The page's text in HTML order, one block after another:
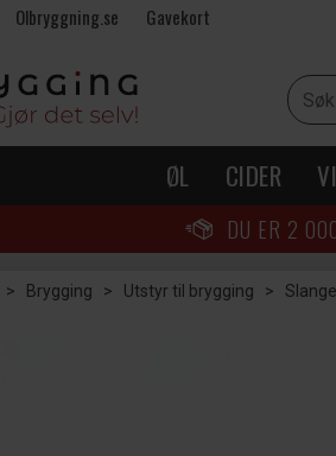
Olbryggning.se Gavekort
ØL CIDER
DU ER 2
> Brygging > Utstyr til brygging >